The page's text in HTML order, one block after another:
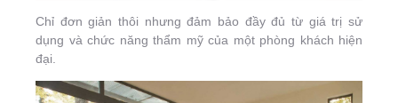
Chỉ đơn giản thôi nhưng đảm bảo đầy đủ từ giá trị sử
dụng và chức năng thẩm mỹ của một phòng khách hiện
đại.